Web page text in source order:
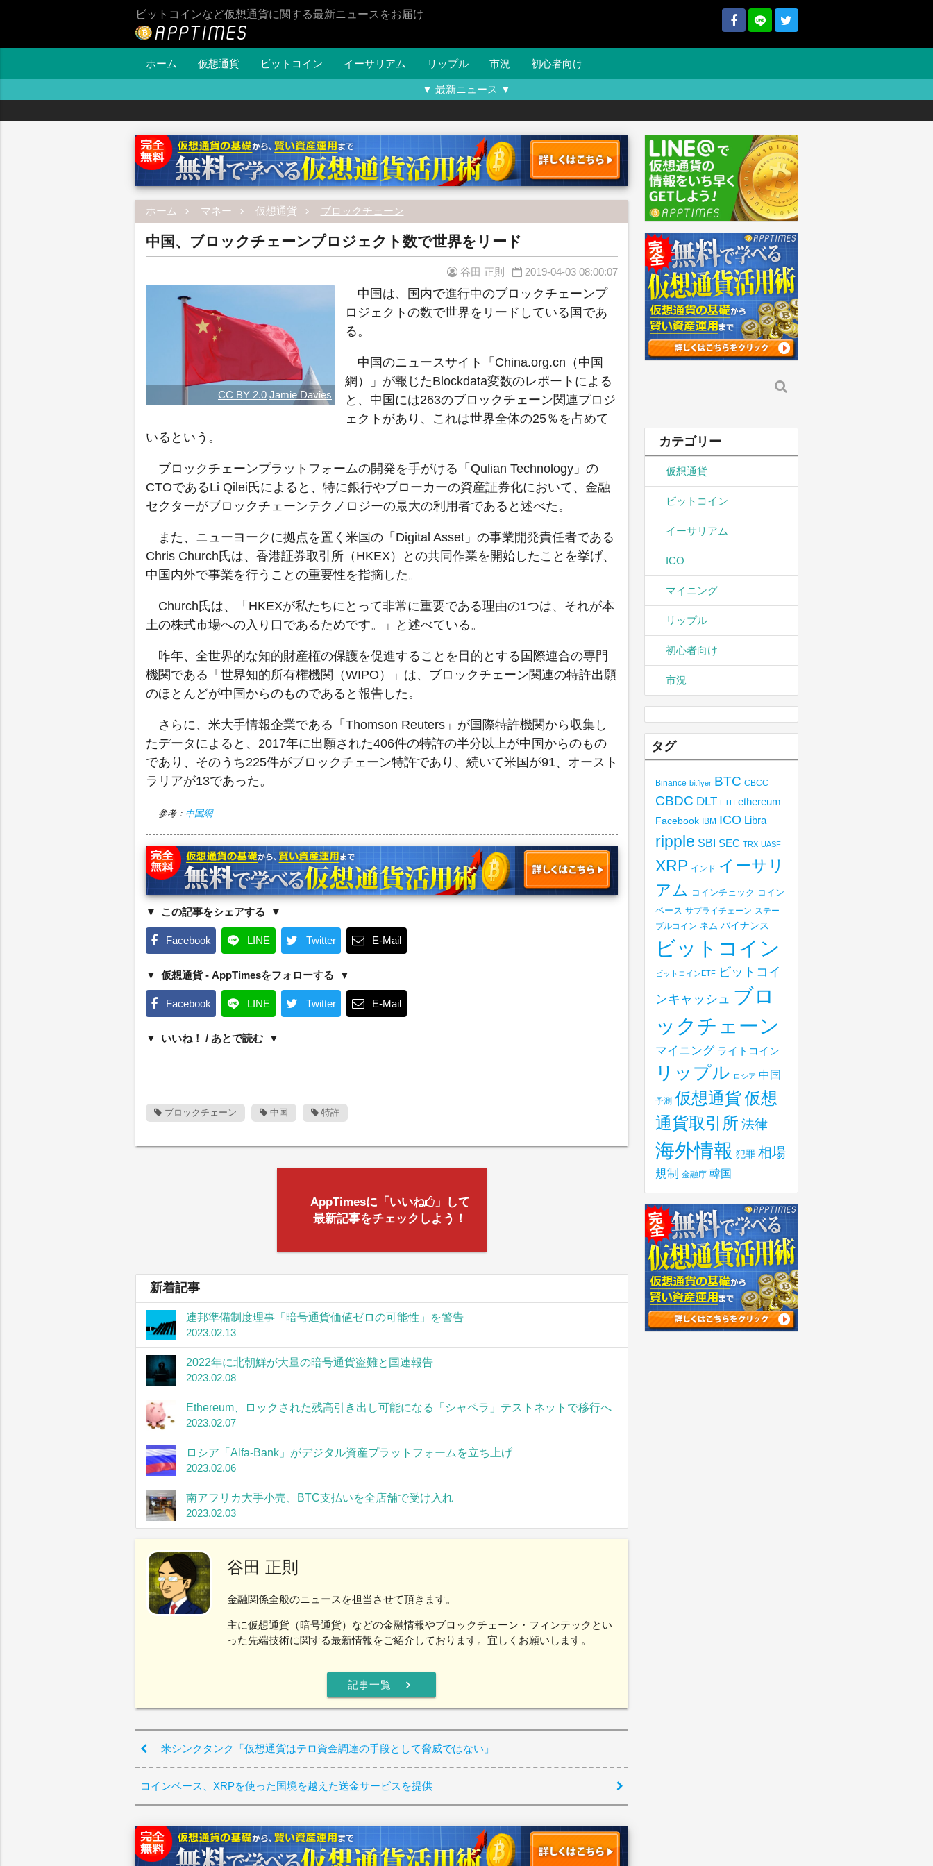
ビットコインなど仮想通貨に関する最新ニュースをお届け
ホーム 仮想通貨 ビットコイン イーサリアム リップル 市況 初心者向け
▼ 最新ニュース ▼
ホーム マネー 仮想通貨 ブロックチェーン
中国、ブロックチェーンプロジェクト数で世界をリード
谷田 正則 2019-04-03 08:00:07
CC BY 2.0 Jamie Davies
中国は、国内で進行中のブロックチェーンプ
ロジェクトの数で世界をリードしている国であ
る。
中国のニュースサイト「China.org.cn（中国
網）」が報じたBlockdata変数のレポートによる
と、中国には263のブロックチェーン関連プロジ
ェクトがあり、これは世界全体の25％を占めて
いるという。
ブロックチェーンプラットフォームの開発を手がける「Qulian Technology」の
CTOであるLi Qilei氏によると、特に銀行やブローカーの資産証券化において、金融
セクターがブロックチェーンテクノロジーの最大の利用者であると述べた。
また、ニューヨークに拠点を置く米国の「Digital Asset」の事業開発責任者である
Chris Church氏は、香港証券取引所（HKEX）との共同作業を開始したことを挙げ、
中国内外で事業を行うことの重要性を指摘した。
Church氏は、「HKEXが私たちにとって非常に重要である理由の1つは、それが本
土の株式市場への入り口であるためです。」と述べている。
昨年、全世界的な知的財産権の保護を促進することを目的とする国際連合の専門
機関である「世界知的所有権機関（WIPO）」は、ブロックチェーン関連の特許出願
のほとんどが中国からのものであると報告した。
さらに、米大手情報企業である「Thomson Reuters」が国際特許機関から収集し
たデータによると、2017年に出願された406件の特許の半分以上が中国からのもの
であり、そのうち225件がブロックチェーン特許であり、続いて米国が91、オースト
ラリアが13であった。
参考： 中国網
この記事をシェアする
Facebook LINE Twitter E-Mail
仮想通貨 - AppTimesをフォローする
Facebook LINE Twitter E-Mail
いいね！ / あとで読む
ブロックチェーン 中国 特許
AppTimesに「いいね
」して
最新記事をチェックしよう！
新着記事
連邦準備制度理事「暗号通貨価値ゼロの可能性」を警告
2023.02.13
2022年に北朝鮮が大量の暗号通貨盗難と国連報告
2023.02.08
Ethereum、ロックされた残高引き出し可能になる「シャペラ」テストネットで移行へ
2023.02.07
ロシア「Alfa-Bank」がデジタル資産プラットフォームを立ち上げ
2023.02.06
南アフリカ大手小売、BTC支払いを全店舗で受け入れ
2023.02.03
谷田 正則
金融関係全般のニュースを担当させて頂きます。
主に仮想通貨（暗号通貨）などの金融情報やブロックチェーン・フィンテックとい
った先端技術に関する最新情報をご紹介しております。宜しくお願いします。
記事一覧 chevron_right
米シンクタンク「仮想通貨はテロ資金調達の手段として脅威ではない」
コインベース、XRPを使った国境を越えた送金サービスを提供
索:
カテゴリー
仮想通貨
ビットコイン
イーサリアム
ICO
マイニング
リップル
初心者向け
市況
タグ
Binance bitflyer BTC CBCC
CBDC DLT ETH ethereum
Facebook IBM ICO Libra
ripple SBI SEC TRX UASF
XRP インド イーサリ
アム コインチェック コイン
ベース サプライチェーン ステー
ブルコイン ネム バイナンス
ビットコイン
ビットコインETF
ビットコイ
ンキャッシュ ブロ
ックチェーン
マイニング ライトコイン
リップル ロシア 中国
予測 仮想通貨仮想
通貨取引所 法律
海外情報 犯罪 相場
規制 金融庁 韓国